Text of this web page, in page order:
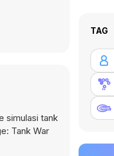
simulasi tank
Tank War
TAG